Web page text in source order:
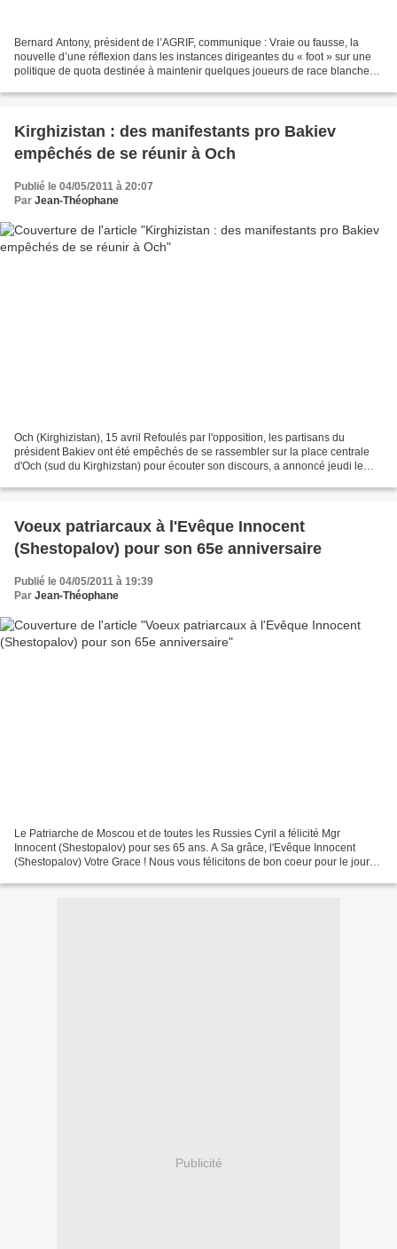
Bernard Antony, président de l’AGRIF, communique : Vraie ou fausse, la
nouvelle d’une réflexion dans les instances dirigeantes du « foot » sur une
politique de quota destinée à maintenir quelques joueurs de race blanche
Kirghizistan : des manifestants pro Bakiev
empêchés de se réunir à Och
Publié le 04/05/2011 à 20:07
Par Jean-Théophane
Och (Kirghizistan), 15 avril Refoulés par l'opposition, les partisans du
président Bakiev ont été empêchés de se rassembler sur la place centrale
d'Och (sud du Kirghizstan) pour écouter son discours, a annoncé jeudi le
Voeux patriarcaux à l'Evêque Innocent
(Shestopalov) pour son 65e anniversaire
Publié le 04/05/2011 à 19:39
Par Jean-Théophane
Le Patriarche de Moscou et de toutes les Russies Cyril a félicité Mgr
Innocent (Shestopalov) pour ses 65 ans. A Sa grâce, l'Evêque Innocent
(Shestopalov) Votre Grace ! Nous vous félicitons de bon coeur pour le jour
Publicité